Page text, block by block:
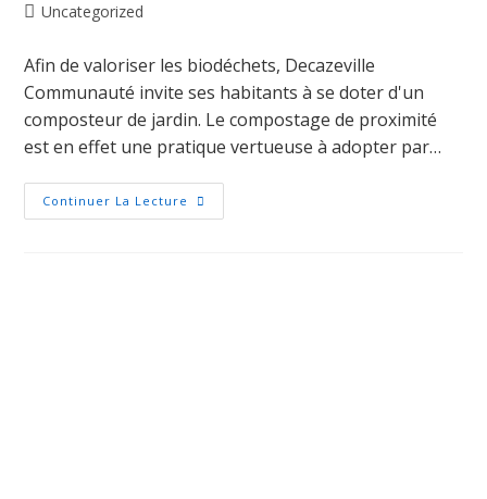
Uncategorized
Afin de valoriser les biodéchets, Decazeville
Communauté invite ses habitants à se doter d'un
composteur de jardin. Le compostage de proximité
est en effet une pratique vertueuse à adopter par…
Continuer La Lecture